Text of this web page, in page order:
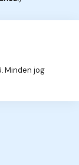
Minden jog